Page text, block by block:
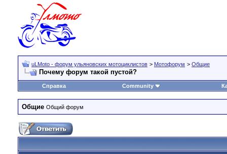
uLMoto - форум ульяновских мотоциклистов > Мотофорум > Общие
Почему форум такой пустой?
Справка Community
Общие Общий форум